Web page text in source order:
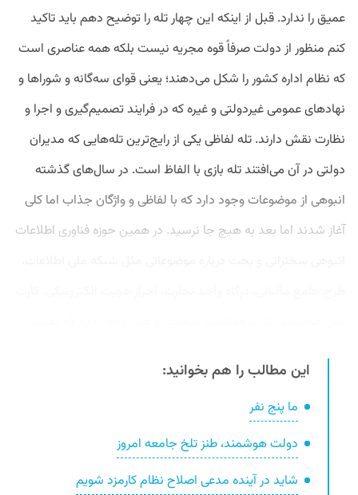
عمیق را ندارد. قبل از اینکه این چهار تله را توضیح دهم باید تاکید
کنم منظور از دولت صرفاً قوه مجریه نیست بلکه همه عناصری است
که نظام اداره کشور را شکل می‌دهند؛ یعنی قوای سه‌گانه و شوراها و
نهادهای عمومی غیردولتی و غیره که در فرایند تصمیم‌گیری و اجرا و
نظارت نقش دارند. تله لفاظی یکی از رایج‌ترین تله‌هایی که مدیران
دولتی در آن می‌افتند تله بازی با الفاظ است. در سال‌های گذشته
انبوهی از موضوعات وجود دارد که با لفاظی و واژگان جذاب اما کلی
آغاز شدند اما بعد به هیچ جا نرسید. در همین حوزه فناوری اطلاعات
این مطالب را هم بخوانید:
ما پنج نفر
دولت هوشمند، طنز تلخ جامعه امروز
شاید در آینده مدعی اصلاح نظام کارمزد شویم